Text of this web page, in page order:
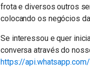
frota e diversos outros
colocando os negócios
Se interessou e quer
conversa através do
https://